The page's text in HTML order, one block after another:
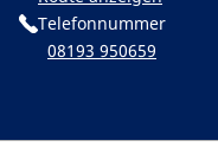
Telefonnummer
08193 950659